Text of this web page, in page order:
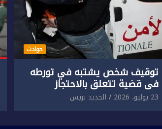
حوادث
توقيف شخص يشتبه في تورطه
في قضية تتعلق بالاحتجاز
المقرون بارتكاب اعتداء جنسي
ومحاولة إضرام النار عمدا.
23 يوليو، 2026 الجديد بريس